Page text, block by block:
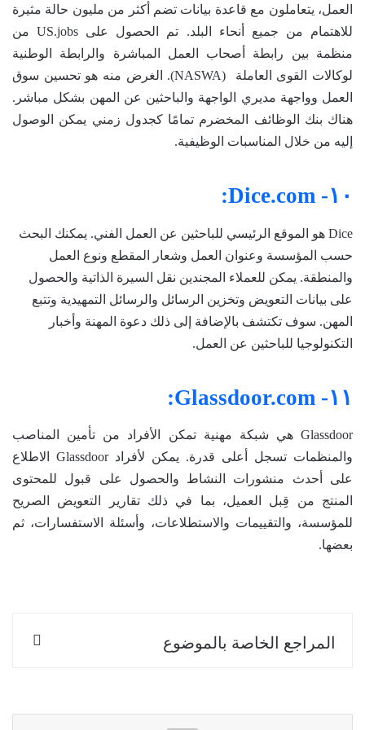
العمل، يتعاملون مع قاعدة بيانات تضم أكثر من مليون حالة مثيرة
للاهتمام من جميع أنحاء البلد. تم الحصول على US.jobs من
منظمة بين رابطة أصحاب العمل المباشرة والرابطة الوطنية
لوكالات القوى العاملة (NASWA). الغرض منه هو تحسين سوق
العمل وواجهة مديري الواجهة والباحثين عن المهن بشكل مباشر.
هناك بنك الوظائف المخضرم تمامًا كجدول زمني يمكن الوصول
إليه من خلال المناسبات الوظيفية.
١٠- Dice.com:
Dice هو الموقع الرئيسي للباحثين عن العمل الفني. يمكنك البحث
حسب المؤسسة وعنوان العمل وشعار المقطع ونوع العمل
والمنطقة. يمكن للعملاء المجندين نقل السيرة الذاتية والحصول
على بيانات التعويض وتخزين الرسائل والرسائل التمهيدية وتتبع
المهن. سوف تكتشف بالإضافة إلى ذلك دعوة المهنة وأخبار
التكنولوجيا للباحثين عن العمل.
١١- Glassdoor.com:
Glassdoor هي شبكة مهنية تمكن الأفراد من تأمين المناصب
والمنظمات تسجل أعلى قدرة. يمكن لأفراد Glassdoor الاطلاع
على أحدث منشورات النشاط والحصول على قبول للمحتوى
المنتج من قِبل العميل، بما في ذلك تقارير التعويض الصريح
للمؤسسة، والتقييمات والاستطلاعات، وأسئلة الاستفسارات، ثم
بعضها.
المراجع الخاصة بالموضوع